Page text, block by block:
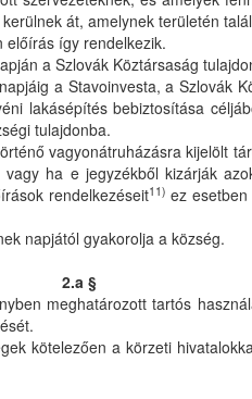
át, amelynek területén
előírás így rendelkezik.
a Szlovák Köztársaság
a Stavoinvesta, a Szlovák
lakásépítés bebiztosítása
tulajdonba.
vagyonátruházásra kijelölt
vagy ha e jegyzékből kizárják
rendelkezéseit11) ez
napjától gyakorolja a község.
2.a §
meghatározott tartós
kötelezően a körzeti